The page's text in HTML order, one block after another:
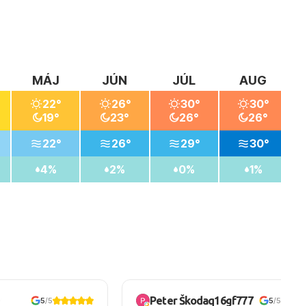
MÁJ
22°
19°
22°
4%
JÚN
26°
23°
26°
2%
JÚL
30°
26°
29°
0%
AUG
30°
26°
30°
1%
5/5 Peter Škodaq16gf777 5/5